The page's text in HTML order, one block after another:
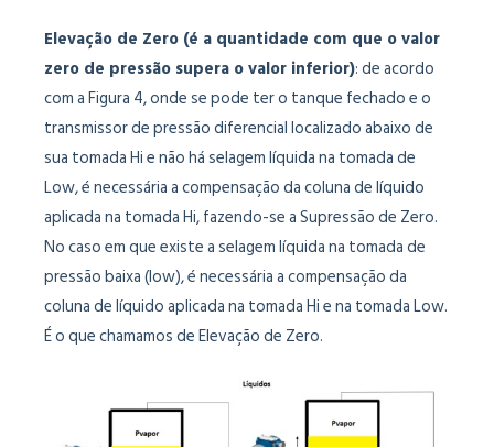
Elevação de Zero (é a quantidade com que o valor
zero de pressão supera o valor inferior): de acordo
com a Figura 4, onde se pode ter o tanque fechado e o
transmissor de pressão diferencial localizado abaixo de
sua tomada Hi e não há selagem líquida na tomada de
Low, é necessária a compensação da coluna de líquido
aplicada na tomada Hi, fazendo-se a Supressão de Zero.
No caso em que existe a selagem líquida na tomada de
pressão baixa (low), é necessária a compensação da
coluna de líquido aplicada na tomada Hi e na tomada Low.
É o que chamamos de Elevação de Zero.